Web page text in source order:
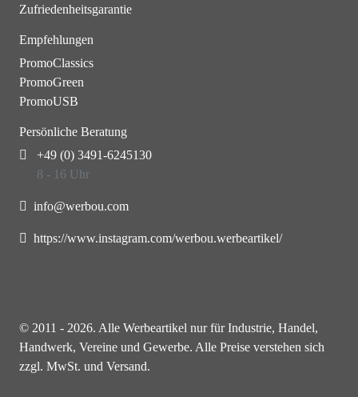
Zufriedenheitsgarantie
Empfehlungen
PromoClassics
PromoGreen
PromoUSB
Persönliche Beratung
+49 (0) 3491-6245130
8 - 16 Uhr
info@werbou.com
https://www.instagram.com/werbou.werbeartikel/
© 2011 - 2026. Alle Werbeartikel nur für Industrie, Handel,
Handwerk, Vereine und Gewerbe. Alle Preise verstehen sich
zzgl. MwSt. und Versand.